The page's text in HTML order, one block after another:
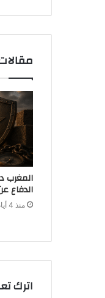
المغرب
الدفاع
منذ 4 أيام
اترك